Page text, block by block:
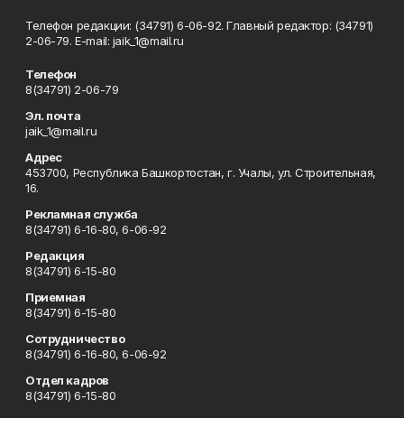
Телефон редакции: (34791) 6-06-92. Главный редактор: (34791)
2-06-79. Е-mаil: jaik_1@mail.ru
Телефон
8(34791) 2-06-79
Эл. почта
jaik_1@mail.ru
Адрес
453700, Республика Башкортостан, г. Учалы, ул. Строительная,
16.
Рекламная служба
8(34791) 6-16-80, 6-06-92
Редакция
8(34791) 6-15-80
Приемная
8(34791) 6-15-80
Сотрудничество
8(34791) 6-16-80, 6-06-92
Отдел кадров
8(34791) 6-15-80